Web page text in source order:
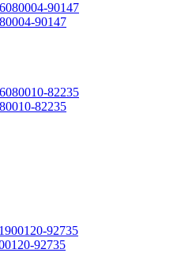
90147
82235
92735